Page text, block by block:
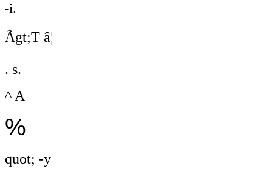
-i.
Ãgt;T â¦
. s.
^ A
%
quot; -y